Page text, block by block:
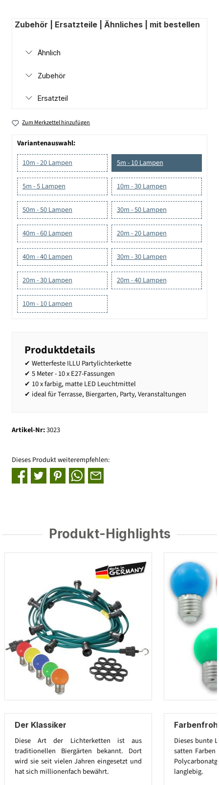
Zubehör | Ersatzteile | Ähnliches | mit bestellen
Ähnlich
Zubehör
Ersatzteil
Zum Merkzettel hinzufügen
Variantenauswahl:
10m - 20 Lampen
5m - 10 Lampen
5m - 5 Lampen 10m - 30 Lampen
50m - 50 Lampen 30m - 50 Lampen
40m - 60 Lampen 20m - 20 Lampen
40m - 40 Lampen 30m - 30 Lampen
20m - 30 Lampen 20m - 40 Lampen
10m - 10 Lampen
Produktdetails
✔ Wetterfeste ILLU Partylichterkette
✔ 5 Meter - 10 x E27-Fassungen
✔ 10 x farbig, matte LED Leuchtmittel
✔ ideal für Terrasse, Biergarten, Party, Veranstaltungen
Artikel-Nr:3023
Dieses Produkt weiterempfehlen:
Produkt-Highlights
Der Klassiker
Diese Art der Lichterketten ist aus
traditionellen Biergärten bekannt. Dort
wird sie seit vielen Jahren eingesetzt und
hat sich millionenfach bewährt.
Dieses bunte
satten
langlebig.